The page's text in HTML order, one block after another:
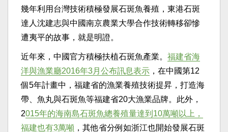
幾年利用台灣技術積極發展石斑魚養殖，東港石斑
達人沈建志與中國南京農業大學合作技術轉移卻慘
遭夷平的故事，就是明證。
近年來，中國官方積極扶植石斑魚產業。 福建省海
洋與漁業廳2016年3月公布訊息表示 ，在中國第12
個5年計畫中，福建省的漁業養殖技術提昇，打造海
帶、魚丸與石斑魚等福建省20大漁業品牌。此外，
2015年的海南島石斑魚總養殖量達到10萬噸以上，
福建也有3萬噸 ，其他省分例如浙江也開始發展石斑